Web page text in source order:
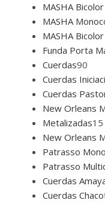
MASHA
MASHA
MASHA
Funda Porta
Cuerdas90
Cuerdas
Cuerdas
New Orleans
Metalizadas15
New Orleans
Patrasso
Patrasso
Cuerdas
Cuerdas